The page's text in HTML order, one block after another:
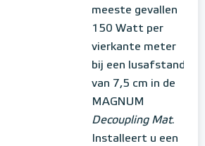
meeste gevallen
150 Watt per
vierkante meter
bij een lusafstand
van 7,5 cm in de
MAGNUM
Decoupling Mat.
Installeert u een